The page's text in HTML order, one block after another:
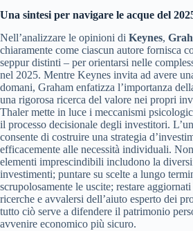
Una sintesi per navigare le acque del
Nell’analizzare le opinioni di Keynes,
chiaramente come ciascun autore fornisca
seppur distinti – per orientarsi nelle
nel 2025. Mentre Keynes invita ad avere
domani, Graham enfatizza l’importanza
una rigorosa ricerca del valore nei propri
Thaler mette in luce i meccanismi
il processo decisionale degli investitori.
consente di costruire una strategia
efficacemente alle necessità individuali.
elementi imprescindibili includono la
investimenti; puntare su scelte a lungo
scrupolosamente le uscite; restare
ricerche e avvalersi dell’aiuto esperto dei
tutto ciò serve a difendere il patrimonio
avvenire economico più sicuro.